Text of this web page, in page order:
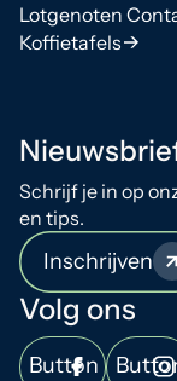
Lotgenoten
Koffietafels
Schrijf je in op
en tips.
Inschrijven
Volg ons
Button